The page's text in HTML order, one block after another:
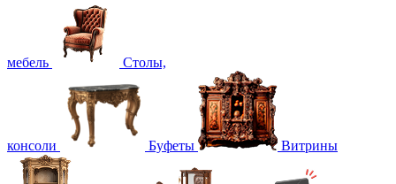
мебель Столы,
консоли Буфеты Витрины